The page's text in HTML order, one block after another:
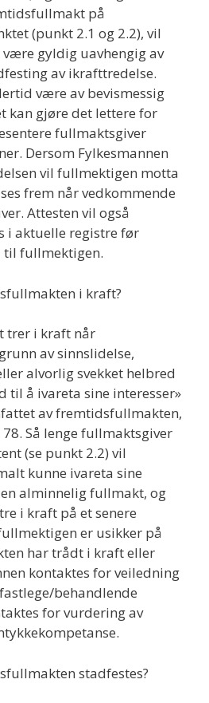
på
(punkt 2.1 og 2.2), vil
gyldig uavhengig av
av ikrafttredelse.
være av bevismessig
kan gjøre det lettere for
fullmaktsgiver
Dersom Fylkesmannen
vil fullmektigen motta
frem når vedkommende
Attesten vil også
i aktuelle registre før
til fullmektigen.
i kraft?
trer i kraft når
av sinnslidelse,
alvorlig svekket helbred
til å ivareta sine interesser»
av fremtidsfullmakten,
Så lenge fullmaktsgiver
(se punkt 2.2) vil
kunne ivareta sine
alminnelig fullmakt, og
i kraft på et senere
er usikker på
har trådt i kraft eller
kontaktes for veiledning
behandlende
for vurdering av
stadfestes?